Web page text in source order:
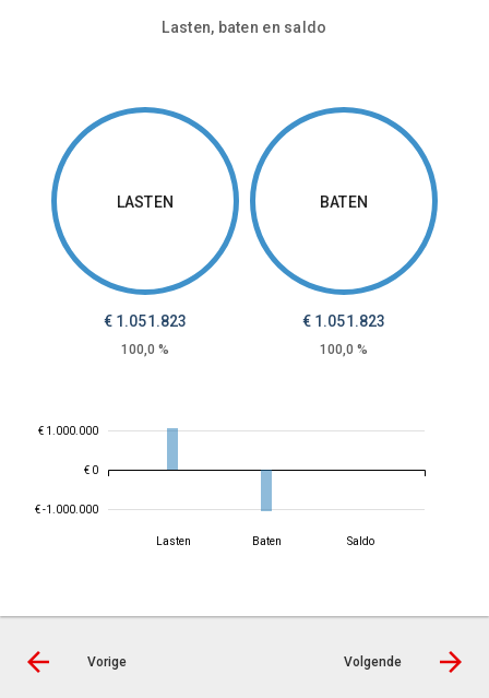
Lasten, baten en saldo
LASTEN
€ 1.051.823
100,0 %
BATEN
€ 1.051.823
100,0 %
€ -1.000.000
€ 0
€ 1.000.000
Lasten Baten Saldo
Vorige Volgende